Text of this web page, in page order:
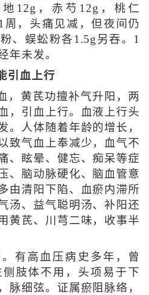
12g，赤芍12g，桃仁
周，头痛见减，但夜间仍
、蜈蚣粉各1.5g另吞。1
年未发。
引血上行
，黄芪功擅补气升阳，两
，引血上行。血液上行头
。人体随着年龄的增长，
致气血上奉减少，血气不
、眩晕、健忘、痴呆等症
、脑动脉硬化、脑血管意
由清阳下陷、血瘀内滞所
汤、益气聪明汤、补阳还
黄芪、川芎二味，收事半
有高血压病史多年，曾
肢体不用，头项易于下
脉细弦。证属瘀阻脉络，